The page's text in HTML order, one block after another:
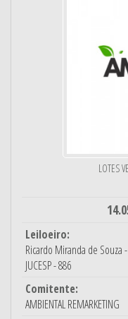
LOTES
Leiloeiro:
Ricardo Miranda de Souza
JUCESP - 886
Comitente:
AMBIENTAL REMARKETING